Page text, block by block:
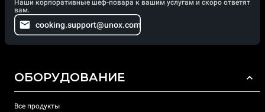
Наши корпоративные шеф-повара к вашим услугам и скоро ответят
вам.
cooking.support@unox.com
ОБОРУДОВАНИЕ
Все продукты